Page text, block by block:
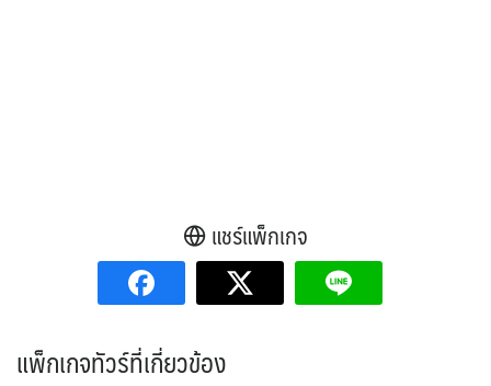
แชร์แพ็กเกจ
แพ็กเกจทัวร์ที่เกี่ยวข้อง